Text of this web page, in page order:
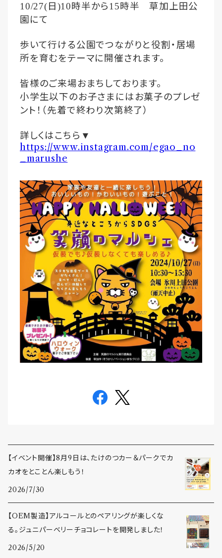
10/27(日)10時半から15時半 草加上田公
園にて
歩いて行ける公園でつながりと役割・居場
所を育むをテーマに開催されます。
皆様のご来場おまちしております。
小学生以下のお子さまにはお菓子のプレゼ
ント！（先着で終わり次第終了）
詳しくはこちら ▼
https://www.instagram.com/egao_no
_marushe
【イベント開催】8月9日は、たけのつカー＆パークでカ
カオをとことん楽しもう！
2026/7/30
【OEM製造】アルコールとのペアリングが楽しくな
る。ジュニパーベリーチョコレートを開発しました！
2026/5/20